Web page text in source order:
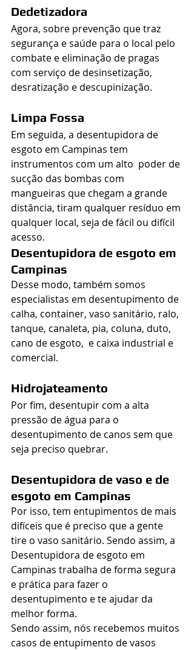
Dedetizadora
Agora, sobre prevenção que traz
segurança e saúde para o local pelo
combate e eliminação de pragas
com serviço de desinsetização,
desratização e descupinização.
Limpa Fossa
Em seguida, a desentupidora de
esgoto em Campinas tem
instrumentos com um alto  poder de
sucção das bombas com
mangueiras que chegam a grande
distância, tiram qualquer resíduo em
qualquer local, seja de fácil ou difícil
acesso.
Desentupidora de esgoto em
Campinas
Desse modo, também somos
especialistas em desentupimento de
calha, container, vaso sanitário, ralo,
tanque, canaleta, pia, coluna, duto,
cano de esgoto,  e caixa industrial e
comercial.
Hidrojateamento
Por fim, desentupir com a alta
pressão de água para o
desentupimento de canos sem que
seja preciso quebrar.
Desentupidora de vaso e de
esgoto em Campinas
Por isso, tem entupimentos de mais
difíceis que é preciso que a gente
tire o vaso sanitário. Sendo assim, a
Desentupidora de esgoto em
Campinas trabalha de forma segura
e prática para fazer o
desentupimento e te ajudar da
melhor forma.
Sendo assim, nós recebemos muitos
casos de entupimento de vasos